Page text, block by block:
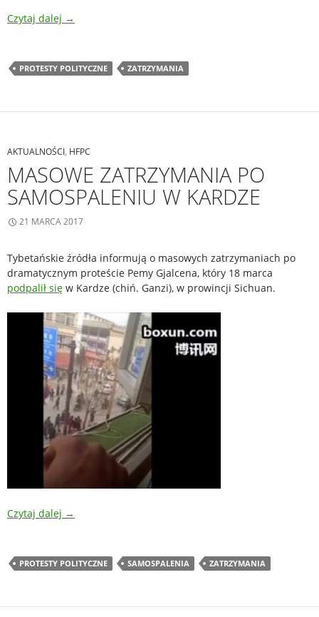
Czytaj dalej →
PROTESTY POLITYCZNE ZATRZYMANIA
AKTUALNOŚCI, HFPC
MASOWE ZATRZYMANIA PO
SAMOSPALENIU W KARDZE
21 MARCA 2017
Tybetańskie źródła informują o masowych zatrzymaniach po
dramatycznym proteście Pemy Gjalcena, który 18 marca
podpalił się w Kardze (chiń. Ganzi), w prowincji Sichuan.
Czytaj dalej →
PROTESTY POLITYCZNE SAMOSPALENIA ZATRZYMANIA